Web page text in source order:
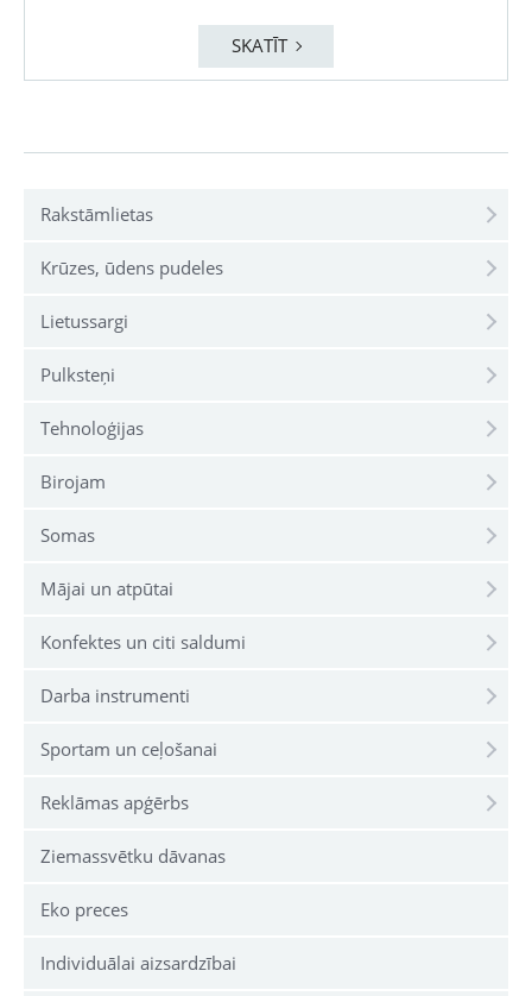
Rakstāmlietas
Krūzes, ūdens pudeles
Lietussargi
Pulksteņi
Tehnoloģijas
Birojam
Somas
Mājai un atpūtai
Konfektes un citi saldumi
Darba instrumenti
Sportam un ceļošanai
Reklāmas apģērbs
Ziemassvētku dāvanas
Eko preces
Individuālai aizsardzībai
SKATĪT